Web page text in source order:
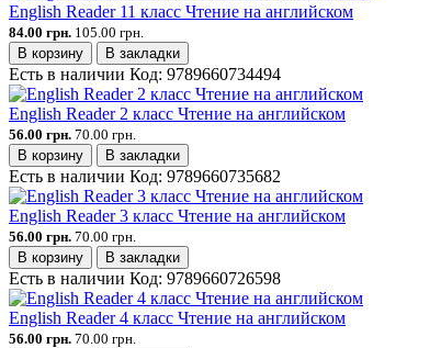
English Reader 11 класс Чтение на английском
84.00 грн. 105.00 грн.
В корзину
В закладки
Есть в наличии Код: 9789660734494
English Reader 2 класс Чтение на английском
56.00 грн. 70.00 грн.
В корзину
В закладки
Есть в наличии Код: 9789660735682
English Reader 3 класс Чтение на английском
56.00 грн. 70.00 грн.
В корзину
В закладки
Есть в наличии Код: 9789660726598
English Reader 4 класс Чтение на английском
56.00 грн. 70.00 грн.